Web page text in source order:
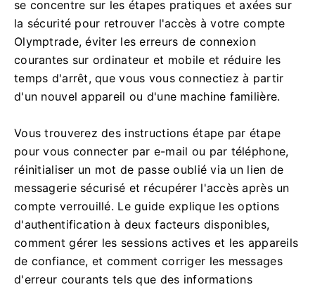
se concentre sur les étapes pratiques et axées sur
la sécurité pour retrouver l'accès à votre compte
Olymptrade, éviter les erreurs de connexion
courantes sur ordinateur et mobile et réduire les
temps d'arrêt, que vous vous connectiez à partir
d'un nouvel appareil ou d'une machine familière.
Vous trouverez des instructions étape par étape
pour vous connecter par e-mail ou par téléphone,
réinitialiser un mot de passe oublié via un lien de
messagerie sécurisé et récupérer l'accès après un
compte verrouillé. Le guide explique les options
d'authentification à deux facteurs disponibles,
comment gérer les sessions actives et les appareils
de confiance, et comment corriger les messages
d'erreur courants tels que des informations